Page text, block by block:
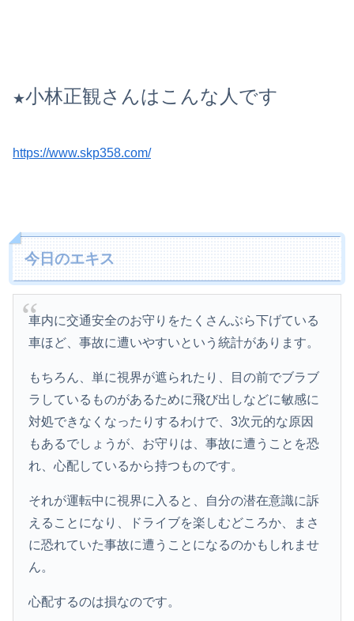
★小林正観さんはこんな人です
https://www.skp358.com/
今日のエキス
車内に交通安全のお守りをたくさんぶら下げている
車ほど、事故に遭いやすいという統計があります。
もちろん、単に視界が遮られたり、目の前でブラブ
ラしているものがあるために飛び出しなどに敏感に
対処できなくなったりするわけで、3次元的な原因
もあるでしょうが、お守りは、事故に遭うことを恐
れ、心配しているから持つものです。
それが運転中に視界に入ると、自分の潜在意識に訴
えることになり、ドライブを楽しむどころか、まさ
に恐れていた事故に遭うことになるのかもしれませ
ん。
心配するのは損なのです。